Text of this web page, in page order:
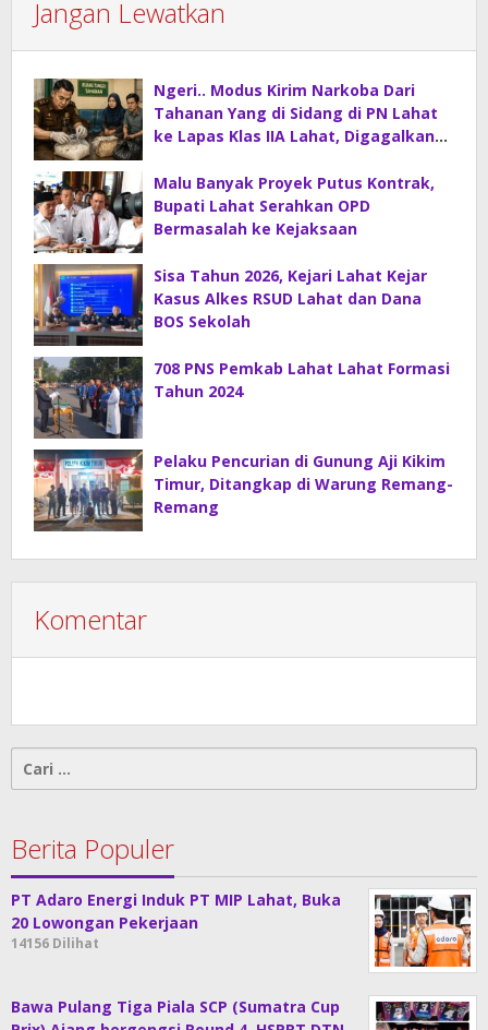
Jangan Lewatkan
Ngeri.. Modus Kirim Narkoba Dari
Tahanan Yang di Sidang di PN Lahat
ke Lapas Klas IIA Lahat, Digagalkan
Malu Banyak Proyek Putus Kontrak,
Bupati Lahat Serahkan OPD
Bermasalah ke Kejaksaan
Sisa Tahun 2026, Kejari Lahat Kejar
Kasus Alkes RSUD Lahat dan Dana
BOS Sekolah
708 PNS Pemkab Lahat Lahat Formasi
Tahun 2024
Pelaku Pencurian di Gunung Aji Kikim
Timur, Ditangkap di Warung Remang-
Remang
Komentar
untuk:
Berita Populer
PT Adaro Energi Induk PT MIP Lahat, Buka
20 Lowongan Pekerjaan
14156 Dilihat
Bawa Pulang Tiga Piala SCP (Sumatra Cup